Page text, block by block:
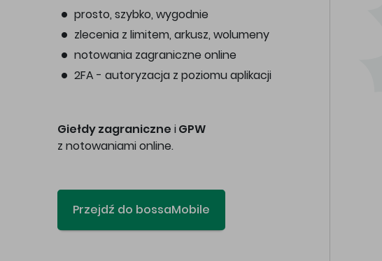
prosto, szybko, wygodnie
zlecenia z limitem, arkusz, wolumeny
notowania zagraniczne online
2FA - autoryzacja z poziomu aplikacji
Giełdy zagraniczne i GPW
z notowaniami online.
Przejdź do bossaMobile